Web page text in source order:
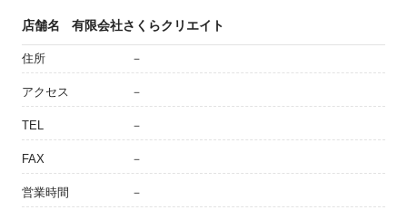
店舗名 有限会社さくらクリエイト
住所 －
アクセス －
TEL －
FAX －
営業時間 －